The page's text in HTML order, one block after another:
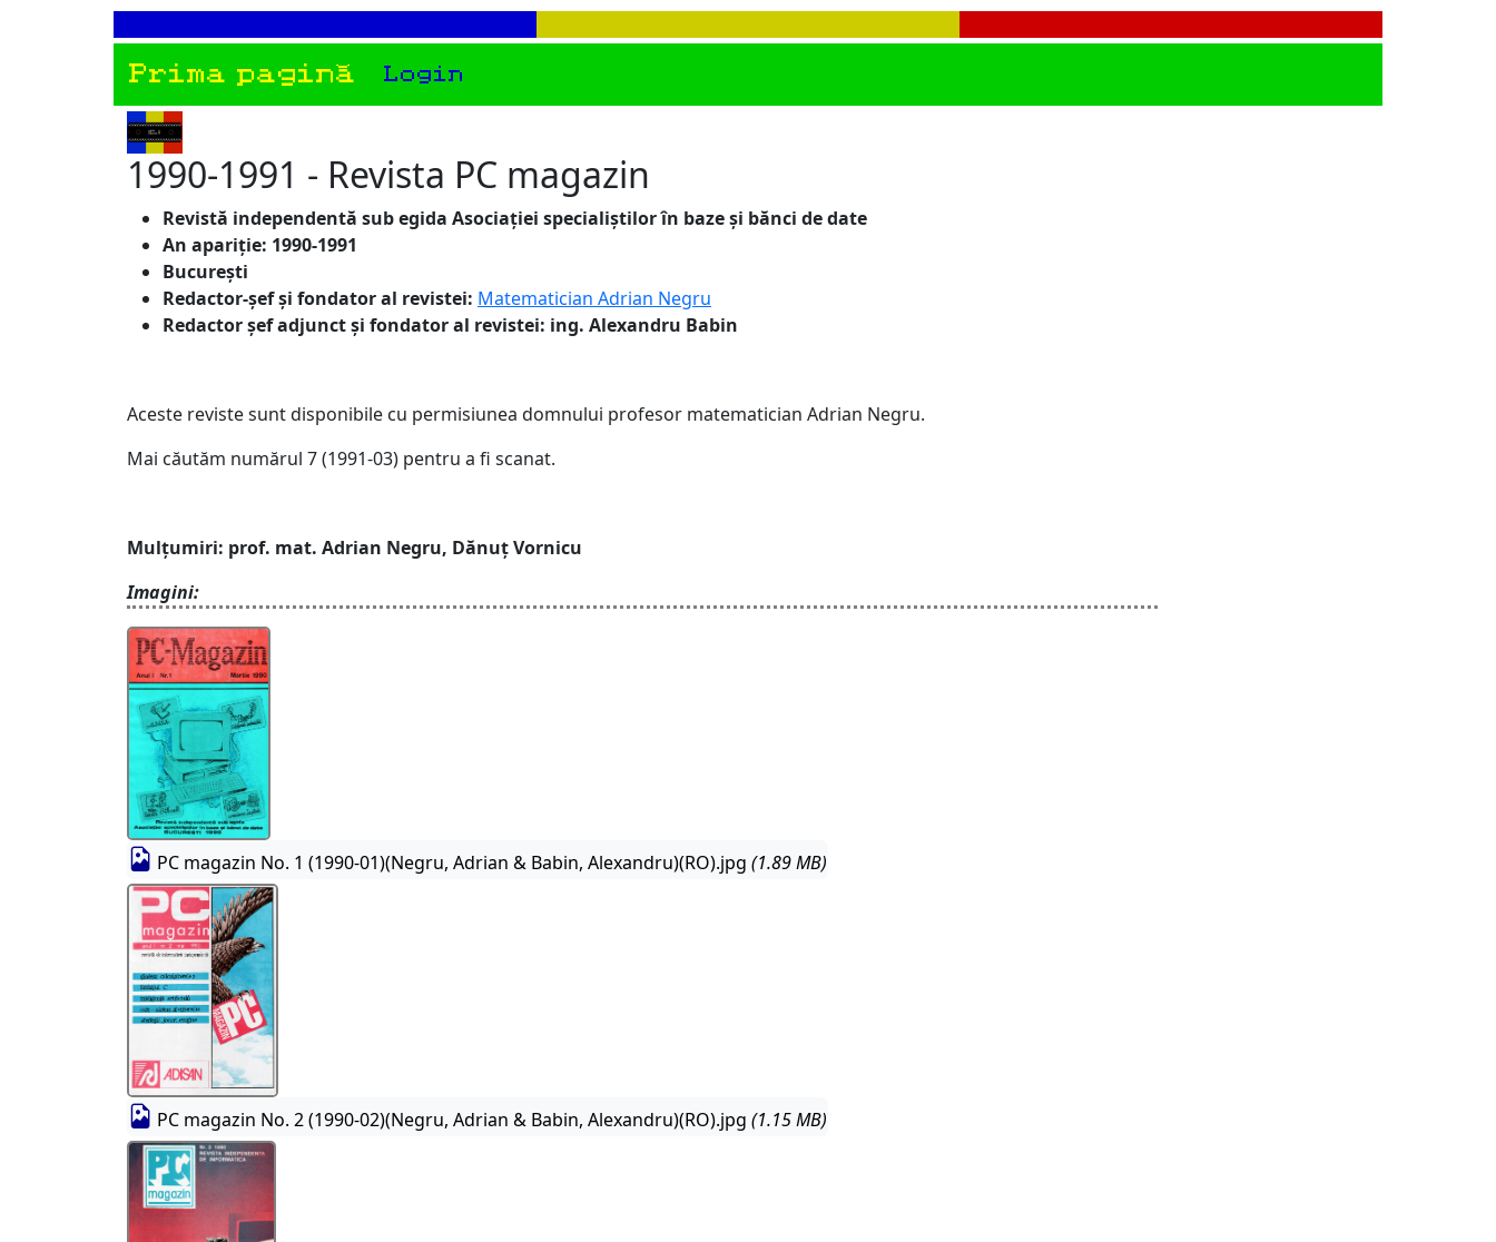
Prima pagină Login
1990-1991 - Revista PC magazin
Revistă independentă sub egida Asociației specialiștilor în baze și bănci de date
An apariție: 1990-1991
București
Redactor-șef și fondator al revistei: Matematician Adrian Negru
Redactor șef adjunct și fondator al revistei: ing. Alexandru Babin
Aceste reviste sunt disponibile cu permisiunea domnului profesor matematician Adrian Negru.
Mai căutăm numărul 7 (1991-03) pentru a fi scanat.
Mulțumiri: prof. mat. Adrian Negru, Dănuț Vornicu
Imagini:
PC magazin No. 1 (1990-01)(Negru, Adrian & Babin, Alexandru)(RO).jpg (1.89 MB)
PC magazin No. 2 (1990-02)(Negru, Adrian & Babin, Alexandru)(RO).jpg (1.15 MB)